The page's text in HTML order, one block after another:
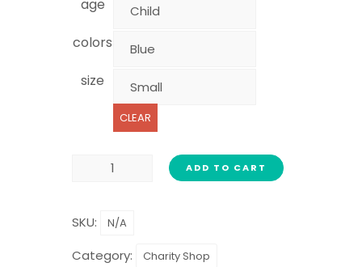
age
colors
size
CLEAR
ADD TO CART
SKU: N/A
Category: Charity Shop